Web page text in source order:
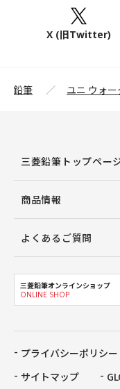
X (旧Twitter)
色鉛筆 ユニ ウォ
三菱鉛筆トップペー
商品情報
よくあるご質問
三菱鉛筆オンラインショップ
ONLINE SHOP
プライバシーポリシー
サイトマップ